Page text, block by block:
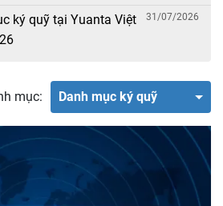
ký quỹ tại Yuanta Việt
31/07/2026
mục: Danh mục ký quỹ